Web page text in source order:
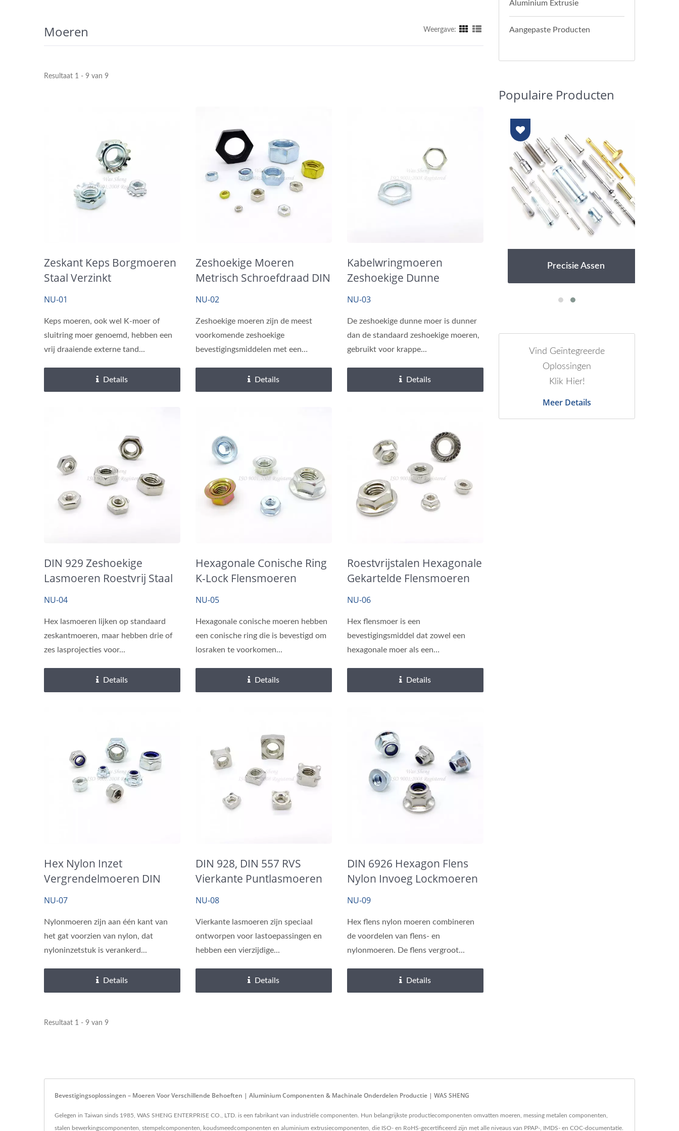
Moeren Weergave:
Resultaat 1 - 9 van 9
Zeskant Keps Borgmoeren
Staal Verzinkt
NU-01
Keps moeren, ook wel K-moer of
sluitring moer genoemd, hebben een
vrij draaiende externe tand...
Details
Zeshoekige Moeren
Metrisch Schroefdraad DIN
934 / DIN 439
NU-02
Zeshoekige moeren zijn de meest
voorkomende zeshoekige
bevestigingsmiddelen met een
Details
Kabelwringmoeren
Zeshoekige Dunne
Borgmoeren, Staal Verzinkt
NU-03
De zeshoekige dunne moer is dunner
dan de standaard zeshoekige moeren,
gebruikt voor krappe...
Details
DIN 929 Zeshoekige
Lasmoeren Roestvrij Staal
A2 / A4
NU-04
Hex lasmoeren lijken op standaard
zeskantmoeren, maar hebben drie of
zes lasprojecties voor...
Details
Hexagonale Conische Ring
K-Lock Flensmoeren
NU-05
Hexagonale conische moeren hebben
een conische ring die is bevestigd om
losraken te voorkomen...
Details
Roestvrijstalen Hexagonale
Gekartelde Flensmoeren
DIN 6923, IFI
NU-06
Hex flensmoer is een
bevestigingsmiddel dat zowel een
hexagonale moer als een
Details
Hex Nylon Inzet
Vergrendelmoeren DIN
985, DIN 6924
NU-07
Nylonmoeren zijn aan één kant van
het gat voorzien van nylon, dat
nyloninzetstuk is verankerd...
Details
DIN 928, DIN 557 RVS
Vierkante Puntlasmoeren
NU-08
Vierkante lasmoeren zijn speciaal
ontworpen voor lastoepassingen en
hebben een vierzijdige...
Details
DIN 6926 Hexagon Flens
Nylon Invoeg Lockmoeren
NU-09
Hex flens nylon moeren combineren
de voordelen van flens- en
nylonmoeren. De flens vergroot...
Details
Resultaat 1 - 9 van 9
Aluminium Extrusie
Aangepaste Producten
Populaire Producten
Messing Invoegen Precisie Assen Messing Invoegen Precisie Assen
Vind Geïntegreerde
Oplossingen
Klik Hier!
Meer Details
Bevestigingsoplossingen – Moeren Voor Verschillende Behoeften | Aluminium Componenten & Machinale Onderdelen Productie | WAS SHENG
Gelegen in Taiwan sinds 1985, WAS SHENG ENTERPRISE CO., LTD. is een fabrikant van industriële componenten. Hun belangrijkste productiecomponenten omvatten moeren, messing metalen componenten,
stalen bewerkingscomponenten, stempelcomponenten, koudsmeedcomponenten en aluminium extrusiecomponenten, die ISO- en RoHS-gecertificeerd zijn met alle niveaus van PPAP-, IMDS- en COC-documentatie.